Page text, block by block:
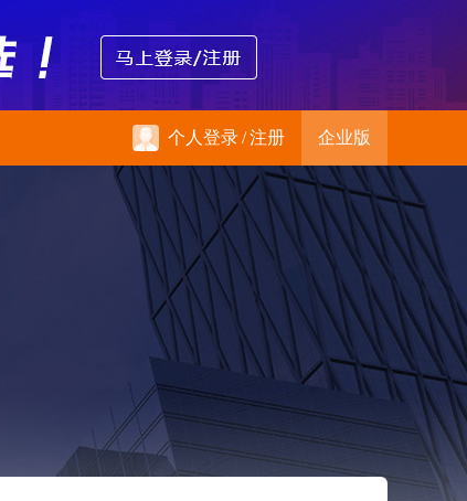
个人登录/注册 企业版